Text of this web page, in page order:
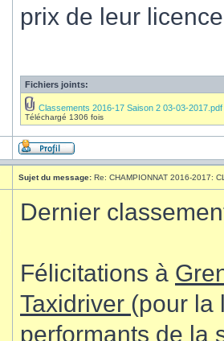
prix de leur
Fichiers joints:
Classements 2016-17 Saison 2 03-03-2017.pdf
Téléchargé 1306 fois
Sujet du message: Re: CHAMPIONNAT 2016-2017:
Dernier
Félicitations à
Taxidriver (pour la
performants de la